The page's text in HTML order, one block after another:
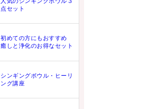
点セット
初めての方にもおすすめ
癒しと浄化のお得なセット
シンギングボウル・ヒーリ
ング講座